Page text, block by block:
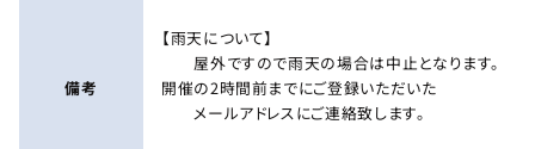
備考
【雨天について】
屋外ですので雨天の場合は中止となります。
開催の2時間前までにご登録いただいた
メールアドレスにご連絡致します。